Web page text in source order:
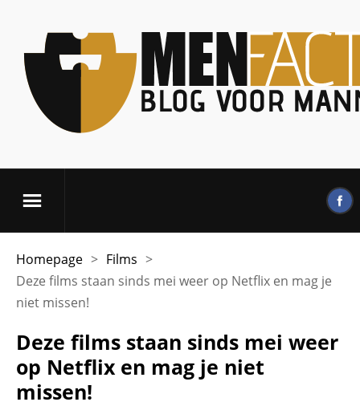
Homepage > Films >
Deze films staan sinds mei weer op Netflix en mag je
niet missen!
Deze films staan sinds mei weer
op Netflix en mag je niet
missen!